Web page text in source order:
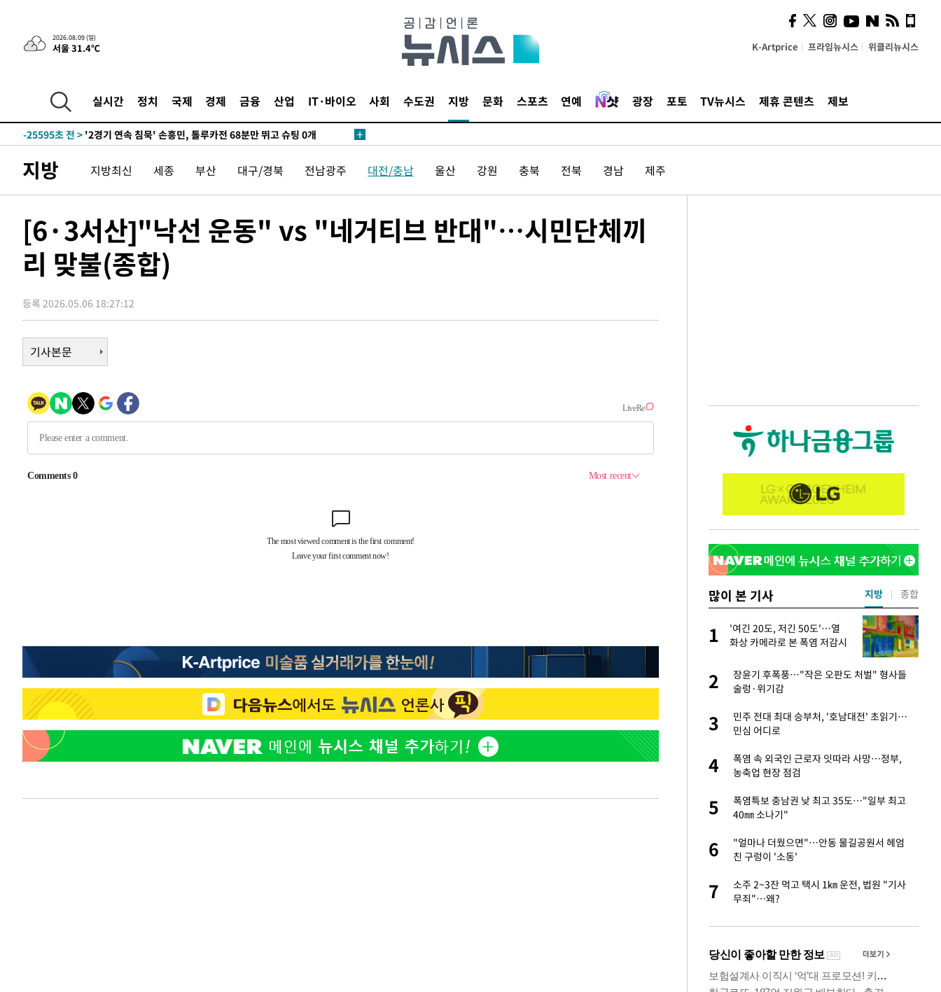
2026.08.09 (일)
서울 31.4℃ K-Artprice 프라임뉴시스 위클리뉴시스
실시간 정치 국제 경제 금융 산업 IT·바이오 사회 수도권 지방 문화 스포츠 연예 광장 포토 TV뉴시스 제휴 콘텐츠 제보
56분 전 >“美 이란전 무기 소진…북한과 분쟁시 주한 미군 취약해질 수 있어”
-31031초 전 >
[속보]장은수, KLPGA 제주삼다수 역전 우승…데뷔 10년 차에 첫
-26323초 전 >
손흥민, 68분 뛰고 2경기 침묵…LAFC, 톨루카에 1-0 승리(종합)
-25595초 전 >
-24347초 전 > 이강인, 오늘 서울서 AT마드리드 입단식…'전례 없는 특급대우'
차'
-10700초 전 > 콜롬비아 신임 우파 대통령 취임 하루만에 차량폭탄 폭발 사건
-4294초 전 >튀르키예 외무장관, "메카 3국 방위협정은 이란이 목표 아냐 " 밝혀
23분 전 > [속보]美중부 사령관, 이스라엘 긴급방문 다중화된 전선 상황 논의
55분 전 >美 국방부, 켄달 전 공군장관 보안허가 취소…“에어포스원 기밀정보, 언
론 누출”
55분 전 >‘축구의 신’ 아르헨티나 축구 선수 메시의 부친 지병 별세
-31031초 전 >[속보]장은수, KLPGA 제주삼다수 역전 우승…데뷔 10년 차에 첫
-26323초 전 >
손흥민, 68분 뛰고 2경기 침묵…LAFC, 톨루카에 1-0 승리(종합)
-25595초 전 >'2경기 연속 침묵' 손흥민, 톨루카전 68분만 뛰고 슈팅 0개
-24347초 전 >이강인, 오늘 서울서 AT마드리드 입단식…'전례 없는 특급대우'
-11229초 전 >'여긴 20도, 저긴 50도'…열화상 카메라로 본 폭염 저감시설 '온도
차'
-4294초 전 >
-1502초 전 >
美 국방부, 켄달 전 공군장관 보안허가 취소…“에어포스원 기밀정보, 언
“美 이란전 무기 소진…북한과 분쟁시 주한 미군 취약해질 수 있어”
지방 지방최신 세종 부산 대구/경북 전남광주 대전/충남 울산 강원 충북 전북 경남 제주
[6·3서산]"낙선 운동" vs "네거티브 반대"…시민단체끼
리 맞불(종합)
등록 2026.05.06 18:27:12
기사본문
많이 본 기사
2
손떨림 건강이상설 한승연…"목디스크 심해
치료 중"
3
기름값 뛰자 친환경차 인기↑…변하는 자동
차 트렌드[세쓸통]
4
[단독]대통령기록관, '尹 추가' 홈페이지 공
5
한정수 "황정민 선배만 피해…떳떳하면 신분
1
'여긴 20도, 저긴 50도'…열
화상 카메라로 본 폭염 저감시
2
장윤기 후폭풍…"작은 오판도 처벌" 형사들
술렁·위기감
3
민주 전대 최대 승부처, '호남대전' 초읽기…
민심 어디로
4
폭염 속 외국인 근로자 잇따라 사망…정부,
농축업 현장 점검
5
폭염특보 충남권 낮 최고 35도…"일부 최고
40㎜ 소나기"
6
"얼마나 더웠으면"…안동 물길공원서 헤엄
친 구렁이 '소동'
7
소주 2~3잔 먹고 택시 1㎞ 운전, 법원 "기사
무죄"…왜?
지방 종합